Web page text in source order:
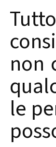
non
le